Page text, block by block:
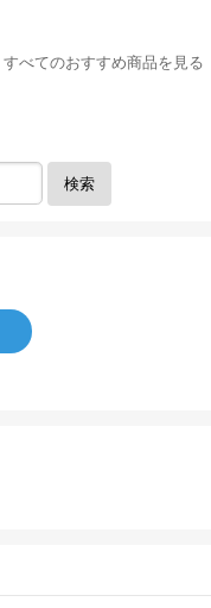
すべてのおすすめ商品を見る
検索